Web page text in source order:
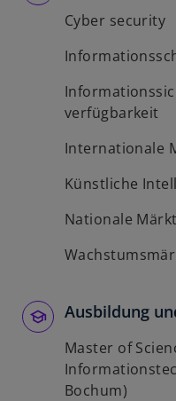
Cyber security
verfügbarkeit
Internationale
Künstliche
Nationale
Ausbildung
Master of
Bochum)